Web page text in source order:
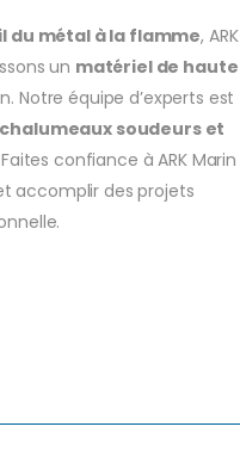
du métal à la flamme, ARK
un matériel de haute
Notre équipe d’experts est
soudeurs et
confiance à ARK Marin
accomplir des projets